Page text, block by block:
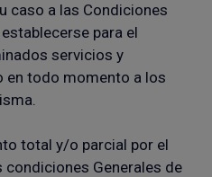
caso a las Condiciones
para el
servicios y
en todo momento a los
total y/o parcial por el
condiciones Generales de